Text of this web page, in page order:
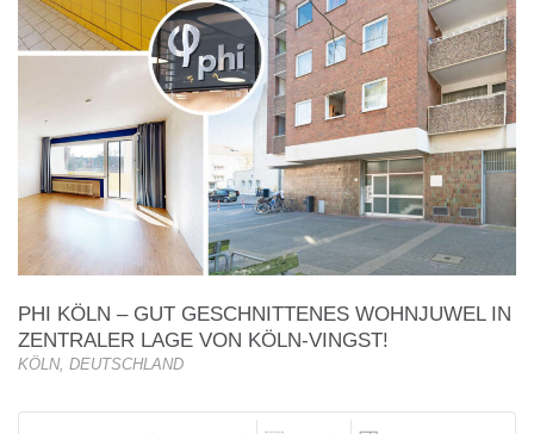
PHI KÖLN – GUT GESCHNITTENES WOHNJUWEL IN
ZENTRALER LAGE VON KÖLN-VINGST!
KÖLN, DEUTSCHLAND